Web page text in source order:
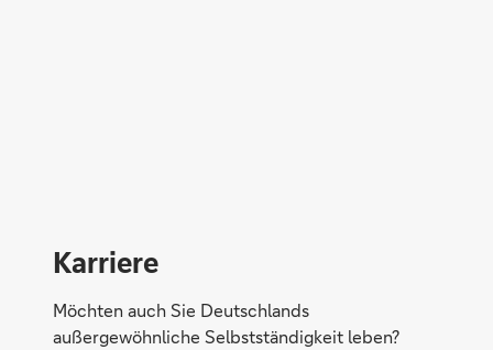
Ruhestand planen
Karriere
Möchten auch Sie Deutschlands
außergewöhnliche Selbstständigkeit leben?